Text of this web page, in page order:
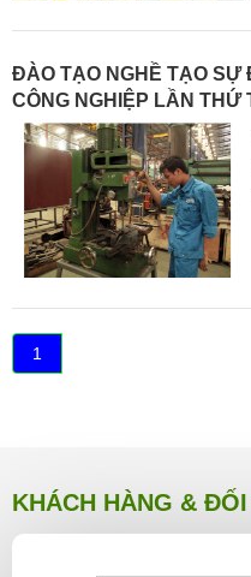
ĐÀO TẠO NGHỀ TẠO SỰ
CÔNG NGHIỆP LẦN THỨ
1
KHÁCH HÀNG &